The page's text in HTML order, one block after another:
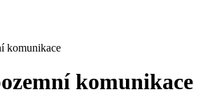
komunikace
komunikace